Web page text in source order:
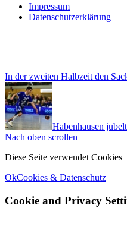
Impressum
Datenschutzerklärung
In der zweiten Halbzeit den
Habenhausen
Nach oben scrollen
Diese Seite verwendet Cookies
OkCookies & Datenschutz
Cookie and Privacy